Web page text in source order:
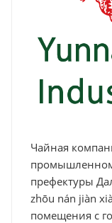
Чайная
промышленном
префектуры
zhōu nán jiàn
помещения с